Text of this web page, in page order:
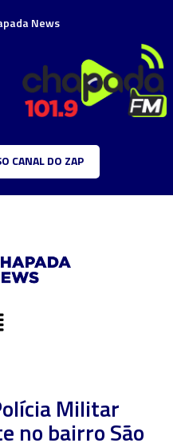
News
CANAL DO ZAP
Militar
no bairro São